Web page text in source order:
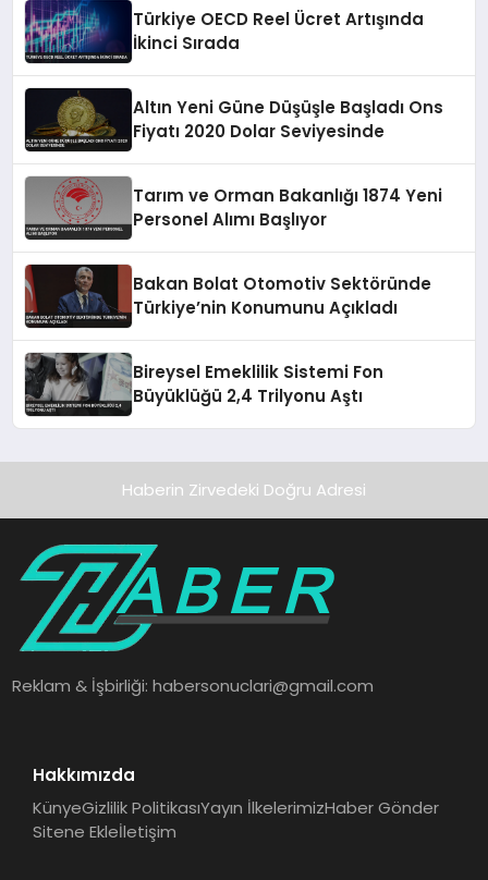
Türkiye OECD Reel Ücret Artışında
İkinci Sırada
Altın Yeni Güne Düşüşle Başladı Ons
Fiyatı 2020 Dolar Seviyesinde
Tarım ve Orman Bakanlığı 1874 Yeni
Personel Alımı Başlıyor
Bakan Bolat Otomotiv Sektöründe
Türkiye’nin Konumunu Açıkladı
Bireysel Emeklilik Sistemi Fon
Büyüklüğü 2,4 Trilyonu Aştı
Haberin Zirvedeki Doğru Adresi
Reklam & İşbirliği:habersonuclari@gmail.com
Hakkımızda
KünyeGizlilik PolitikasıYayın İlkelerimizHaber Gönder
Sitene Ekleİletişim